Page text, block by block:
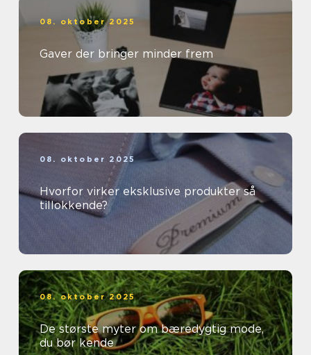
08. oktober 2025
Gaver der bringer minder frem
08. oktober 2025
Hvorfor virker eksklusive produkter så
tillokkende?
08. oktober 2025
De største myter om bæredygtig mode,
du bør kende